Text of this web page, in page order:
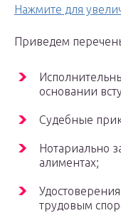
Нажмите для
Приведем
основании
Судебные
Нотариально
алиментах;
трудовым